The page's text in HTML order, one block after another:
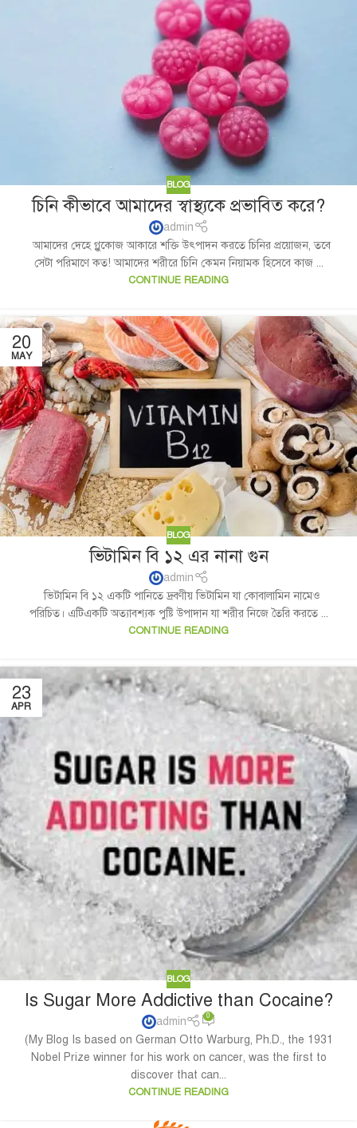
BLOG
চিনি কীভাবে আমাদের স্বাস্থ্যকে প্রভাবিত করে?
admin
আমাদের দেহে গ্লুকোজ আকারে শক্তি উৎপাদন করতে চিনির প্রয়োজন, তবে
সেটা পরিমাণে কত! আমাদের শরীরে চিনি কেমন নিয়ামক হিসেবে কাজ ...
CONTINUE READING
20
MAY
BLOG
ভিটামিন বি ১২ এর নানা গুন
admin
ভিটামিন বি ১২ একটি পানিতে দ্রবণীয় ভিটামিন যা কোবালামিন নামেও
পরিচিত। এটিএকটি অত্যাবশ্যক পুষ্টি উপাদান যা শরীর নিজে তৈরি করতে ...
CONTINUE READING
23
APR
BLOG
Is Sugar More Addictive than Cocaine?
admin 0
(My Blog Is based on German Otto Warburg, Ph.D., the 1931
Nobel Prize winner for his work on cancer, was the first to
discover that can...
CONTINUE READING